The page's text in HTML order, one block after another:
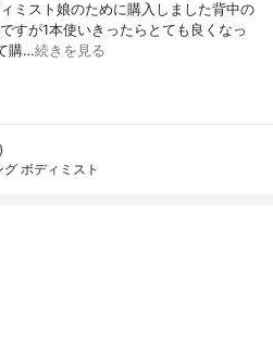
ミスト娘のために購入しました背中の
すが1本使いきったらとても良くなっ
購…続きを見る
ボディミスト